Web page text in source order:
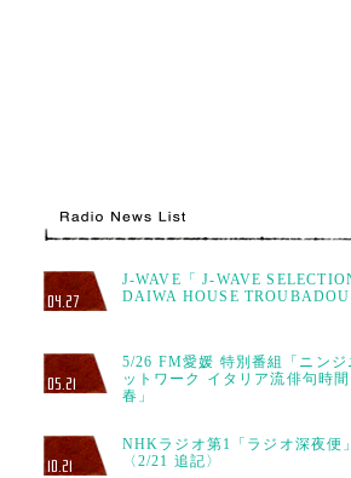
04.27
J-WAVE「 J-WAVE
DAIWA HOUSE
05.21
5/26 FM愛媛 特別番組「ニンジ
ットワーク イタリア流俳句時
春」
10.21
NHKラジオ第1「ラジオ深夜便」
〈2/21 追記〉